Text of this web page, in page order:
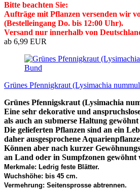
Bitte beachten Sie:
Aufträge mit Pflanzen versenden wir
(Bestelleingang Do. bis 12:00 Uhr).
Versand nur innerhalb von
ab 6,99 EUR
Grünes Pfennigkraut (Lysimachia
Grünes Pfennigskraut (Lysimachia
Eine sehr dekorative und
als auch an submerse Haltung
Die gelieferten Pflanzen sind an ein
daher ausgesprochene
Können aber nach kurzer
an Land oder in Sumpfzonen gewöhnt
Merkmale: Ledrig feste Blätter.
Wuchshöhe: bis 45 cm.
Vermehrung: Seitensprosse abtrennen.